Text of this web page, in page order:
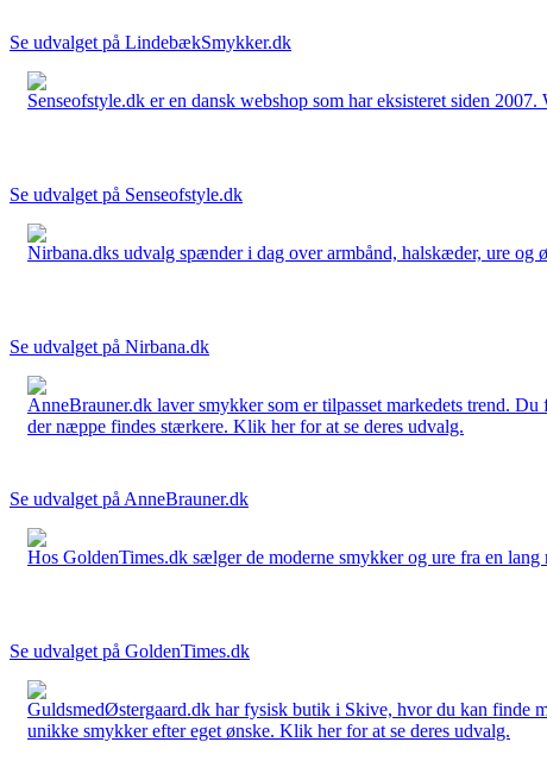
Se udvalget på LindebækSmykker.dk
Senseofstyle.dk er en dansk webshop som har eksisteret siden
Se udvalget på Senseofstyle.dk
Nirbana.dks udvalg spænder i dag over armbånd, halskæder, ure
Se udvalget på Nirbana.dk
AnneBrauner.dk laver smykker som er tilpasset markedets trend.
der næppe findes stærkere. Klik her for at se deres udvalg.
Se udvalget på AnneBrauner.dk
Hos GoldenTimes.dk sælger de moderne smykker og ure fra en
Se udvalget på GoldenTimes.dk
GuldsmedØstergaard.dk har fysisk butik i Skive, hvor du kan finde
unikke smykker efter eget ønske. Klik her for at se deres udvalg.